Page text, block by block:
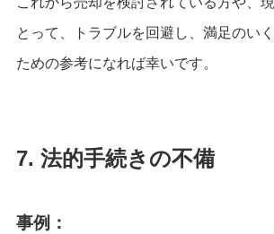
とって、トラブルを回避し、満足のい
ための参考になれば幸いです。
7. 法的手続きの不備
事例：